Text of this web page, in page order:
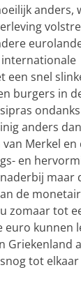
anders,
een snel
burgers in
anders
Merkel en
en
maar
de
zomaar tot
kunnen
Griekenland
tot